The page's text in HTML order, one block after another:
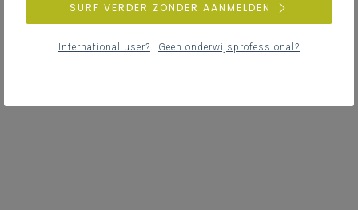
SURF VERDER ZONDER AANMELDEN
International user? Geen onderwijsprofessional?